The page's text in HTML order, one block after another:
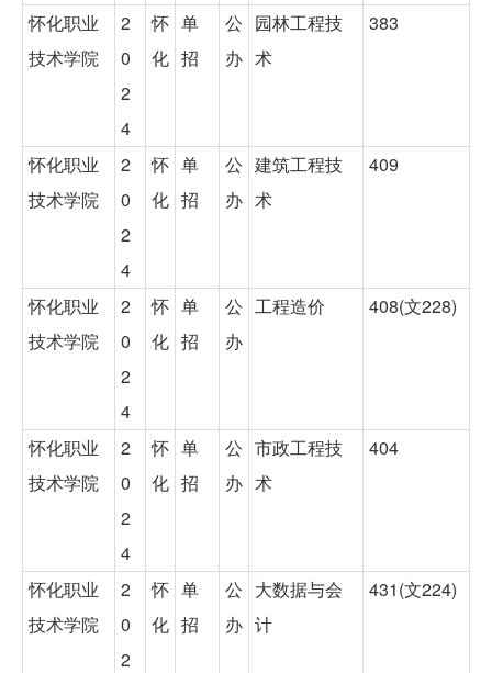
怀化职业
技术学院
2
0
2
4
怀
化
单
招
公
办
园林工程技
术
383
怀化职业
技术学院
2
0
2
4
怀
化
单
招
公
办
建筑工程技
术
409
怀化职业
技术学院
2
0
2
4
怀
化
单
招
公
办
工程造价 408(文228)
怀化职业
技术学院
2
0
2
4
怀
化
单
招
公
办
市政工程技
术
404
怀化职业
技术学院
2
0
2
怀
化
单
招
公
办
大数据与会
计
431(文224)